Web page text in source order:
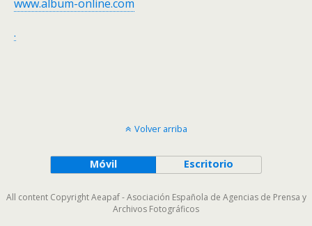
www.album-online.com
.
Volver arriba
Móvil Escritorio
All content Copyright Aeapaf - Asociación Española de Agencias de Prensa y
Archivos Fotográficos